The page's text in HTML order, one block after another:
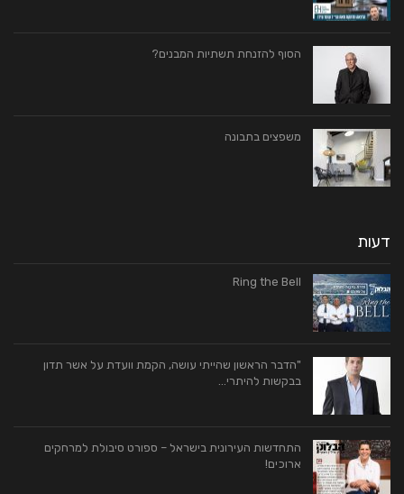
הסוף להזנחת תשתיות המבנים?
משפצים בתבונה
דעות
Ring the Bell
"הדבר הראשון שהייתי עושה, הקמת וועדת על אשר תדון
בבקשות להיתרי…
התחדשות העירונית בישראל – ספורט סיבולת למרחקים
ארוכים!